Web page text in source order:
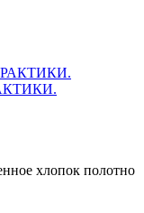
хлопок полотно